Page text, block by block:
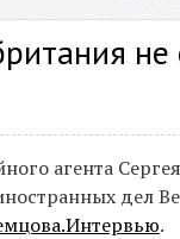
агента
дел
.